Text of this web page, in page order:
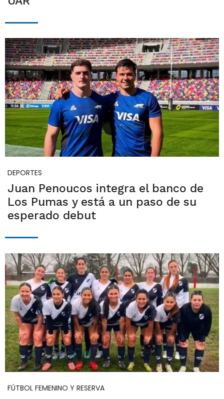
DEPORTES
Juan Penoucos integra el banco de
Los Pumas y está a un paso de su
esperado debut
FÚTBOL FEMENINO Y RESERVA